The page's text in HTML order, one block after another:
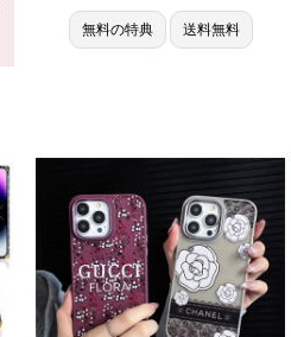
無料の特典 送料無料